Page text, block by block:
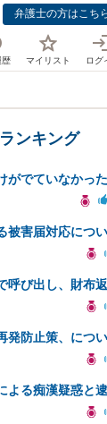
弁護士の方はこち
歴 マイリスト ログ
ンキング
発防止策、につ